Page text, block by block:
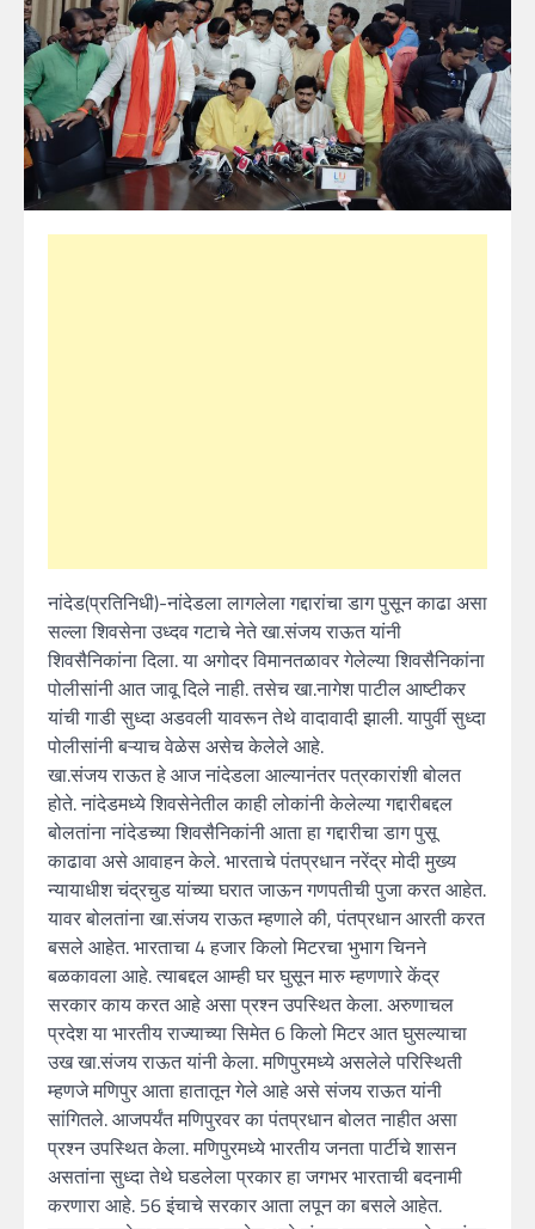
नांदेड(प्रतिनिधी)-नांदेडला लागलेला गद्दारांचा डाग पुसून काढा असा
सल्ला शिवसेना उध्दव गटाचे नेते खा.संजय राऊत यांनी
शिवसैनिकांना दिला. या अगोदर विमानतळावर गेलेल्या शिवसैनिकांना
पोलीसांनी आत जावू दिले नाही. तसेच खा.नागेश पाटील आष्टीकर
यांची गाडी सुध्दा अडवली यावरून तेथे वादावादी झाली. यापुर्वी सुध्दा
पोलीसांनी बऱ्याच वेळेस असेच केलेले आहे.
खा.संजय राऊत हे आज नांदेडला आल्यानंतर पत्रकारांशी बोलत
होते. नांदेडमध्ये शिवसेनेतील काही लोकांनी केलेल्या गद्दारीबद्दल
बोलतांना नांदेडच्या शिवसैनिकांनी आता हा गद्दारीचा डाग पुसू
काढावा असे आवाहन केले. भारताचे पंतप्रधान नरेंद्र मोदी मुख्य
न्यायाधीश चंद्रचुड यांच्या घरात जाऊन गणपतीची पुजा करत आहेत.
यावर बोलतांना खा.संजय राऊत म्हणाले की, पंतप्रधान आरती करत
बसले आहेत. भारताचा 4 हजार किलो मिटरचा भुभाग चिनने
बळकावला आहे. त्याबद्दल आम्ही घर घुसून मारु म्हणणारे केंद्र
सरकार काय करत आहे असा प्रश्न उपस्थित केला. अरुणाचल
प्रदेश या भारतीय राज्याच्या सिमेत 6 किलो मिटर आत घुसल्याचा
उख खा.संजय राऊत यांनी केला. मणिपुरमध्ये असलेले परिस्थिती
म्हणजे मणिपुर आता हातातून गेले आहे असे संजय राऊत यांनी
सांगितले. आजपर्यंत मणिपुरवर का पंतप्रधान बोलत नाहीत असा
प्रश्न उपस्थित केला. मणिपुरमध्ये भारतीय जनता पार्टीचे शासन
असतांना सुध्दा तेथे घडलेला प्रकार हा जगभर भारताची बदनामी
करणारा आहे. 56 इंचाचे सरकार आता लपून का बसले आहेत.